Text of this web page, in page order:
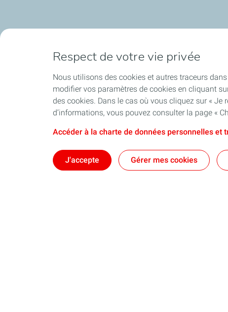
Respect de votre vie privée
Nous utilisons des cookies et autres traceurs
modifier vos paramètres de cookies en cliquant
des cookies. Dans le cas où vous cliquez sur «
d’informations, vous pouvez consulter la page «
Accéder à la charte de données personnelles et
J'accepte Gérer mes cookies